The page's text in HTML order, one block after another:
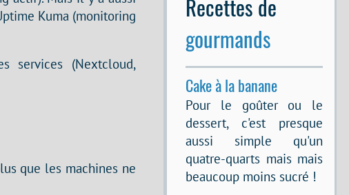
Kuma (monitoring
services (Nextcloud,
que les machines ne
Recettes de
gourmands
Cake à la banane
Pour le goûter ou le
dessert, c'est presque
aussi simple qu'un
quatre-quarts mais mais
beaucoup moins sucré !